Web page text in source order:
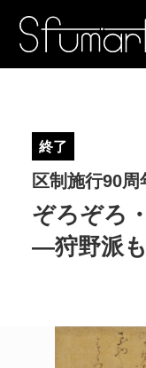
終了
区制施行90
ぞろぞろ
―狩野派